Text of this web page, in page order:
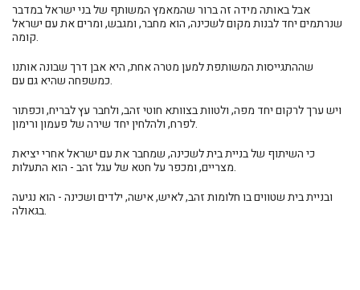
אבלבאותה מידה זה ברור שהמאמץ המשותף של בני ישראל במדבר
שנרתמים יחד לבנות מקום לשכינה, הוא מחבר, ומגבש, ומרים את עם ישראל
קומה.
שההתגייסות המשותפת למען מטרה אחת, היא אבן דרך שבונה אותנו
כמשפחה שהיא גם עם.
ויש ערך לרקום יחד מפה, ולטוות בצוותא חוטי זהב, ולחבר עץ לבריח, וכפתור
לפרח, ולהלחין יחד שירה של פעמון ורימון.
כי השיתוף של בניית בית לשכינה, שמחבר את עם ישראל אחרי יציאת
מצריים, ומכפר על חטא של עגל זהב - הוא התעלות.
ובניית בית שטווים בו חלומות זהב, לאיש, אישה, ילדים ושכינה - הוא נגיעה
בגאולה.